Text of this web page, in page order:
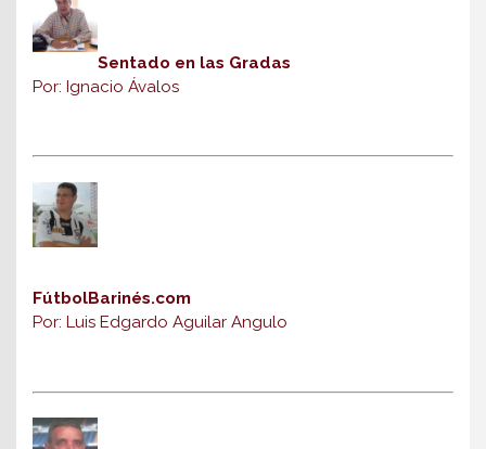
Sentado en las Gradas
Por: Ignacio Ávalos
FútbolBarinés.com
Por: Luis Edgardo Aguilar Angulo